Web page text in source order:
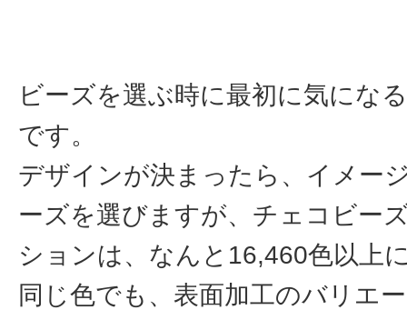
ビーズを選ぶ時に最初に気にな
です。
デザインが決まったら、イメー
ーズを選びますが、チェコビー
ションは、なんと16,460色以上
同じ色でも、表面加工のバリエ